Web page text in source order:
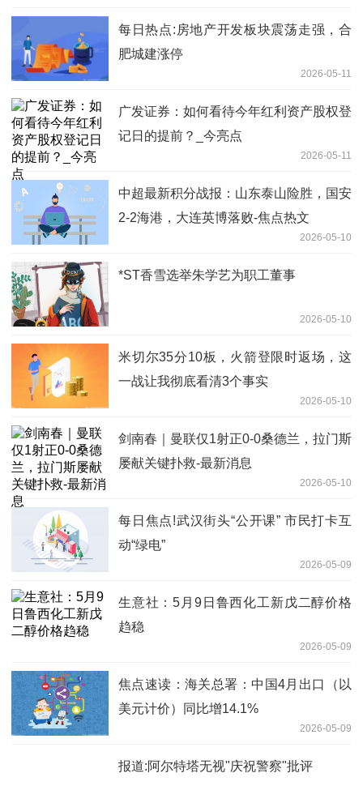
每日热点:房地产开发板块震荡走强，合
肥城建涨停
2026-05-11
广发证券：如何看待今年红利资产股权登
记日的提前？_今亮点
2026-05-11
中超最新积分战报：山东泰山险胜，国安
2-2海港，大连英博落败-焦点热文
2026-05-10
*ST香雪选举朱学艺为职工董事
2026-05-10
米切尔35分10板，火箭登限时返场，这
一战让我彻底看清3个事实
2026-05-10
剑南春｜曼联仅1射正0-0桑德兰，拉门斯
屡献关键扑救-最新消息
2026-05-10
每日焦点!武汉街头“公开课” 市民打卡互
动“绿电”
2026-05-09
生意社：5月9日鲁西化工新戊二醇价格
趋稳
2026-05-09
焦点速读：海关总署：中国4月出口（以
美元计价）同比增14.1%
2026-05-09
报道:阿尔特塔无视"庆祝警察"批评